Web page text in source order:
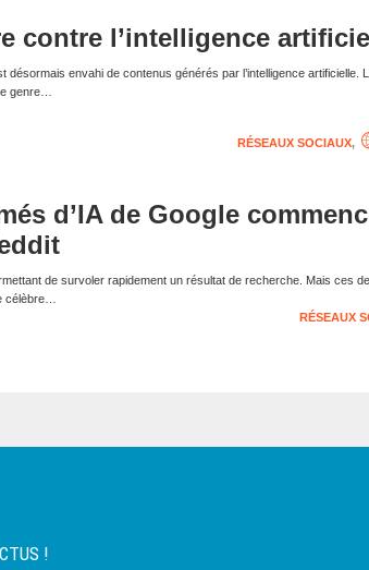
contre l’intelligence
envahi de contenus générés par l’intelligence artificielle.
genre…
RÉSEAUX SOCIAUX,
d’IA de Google
de survoler rapidement un résultat de recherche. Mais ces
célèbre…
RÉSEAUX
!